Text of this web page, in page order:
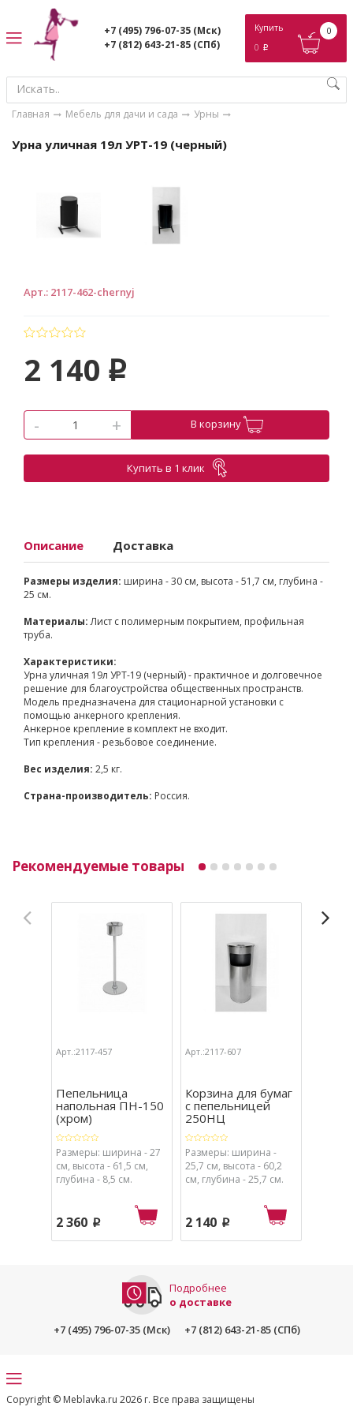
+7 (495) 796-07-35 (Мск)
+7 (812) 643-21-85 (СПб)
Купить
0 p
0
Главная Мебель для дачи и сада Урны
Урна уличная 19л УРТ-19 (черный)
Арт.: 2117-462-chernyj
2 140 p
- + В корзину
Купить в 1 клик
Описание Доставка
Размеры изделия: ширина - 30 см, высота - 51,7 см, глубина -
25 см.
Материалы:Лист с полимерным покрытием, профильная
труба.
Характеристики:
Урна уличная 19л УРТ-19 (черный) - практичное и долговечное
решение для благоустройства общественных пространств.
Модель предназначена для стационарной установки с
помощью анкерного крепления.
Анкерное крепление в комплект не входит.
Тип крепления - резьбовое соединение.
Вес изделия: 2,5 кг.
Страна-производитель: Россия.
Рекомендуемые товары
Арт.:2117-457
Пепельница
напольная ПН-150
(хром)
Размеры: ширина - 27
см, высота - 61,5 см,
глубина - 8,5 см.
2 360 p
Арт.:2117-607
Корзина для бумаг
с пепельницей
250НЦ
Размеры: ширина -
25,7 см, высота - 60,2
см, глубина - 25,7 см.
2 140 p
Подробнее
о доставке
+7 (495) 796-07-35 (Мск)
+7 (812) 643-21-85 (СПб)
Copyright © Meblavka.ru 2026 г. Все права защищены